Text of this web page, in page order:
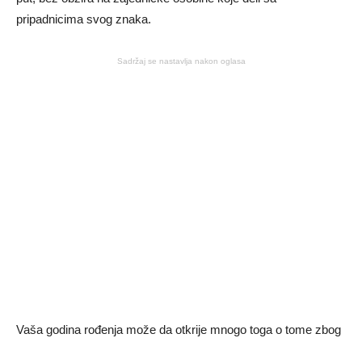
pripadnicima svog znaka.
Sadržaj se nastavlja nakon oglasa
Vaša godina rođenja može da otkrije mnogo toga o tome zbog